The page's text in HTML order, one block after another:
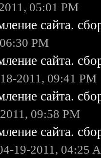
05:01 PM
сайта.
PM
сайта.
2011, 09:41 PM
сайта.
09:58 PM
сайта.
19-2011, 04:25